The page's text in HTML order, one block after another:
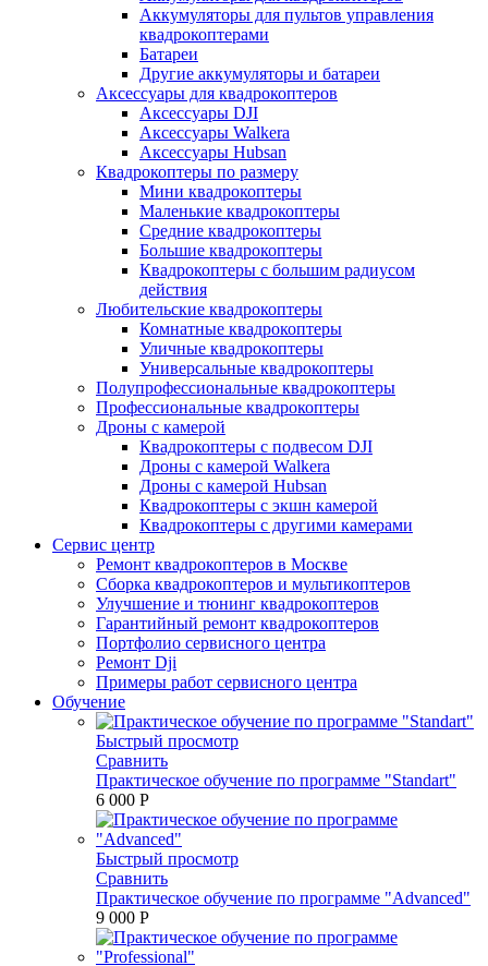
Аккумуляторы для пультов управления
квадрокоптерами
Батареи
Другие аккумуляторы и батареи
Аксессуары для квадрокоптеров
Аксессуары DJI
Аксессуары Walkera
Аксессуары Hubsan
Квадрокоптеры по размеру
Мини квадрокоптеры
Маленькие квадрокоптеры
Средние квадрокоптеры
Большие квадрокоптеры
Квадрокоптеры с большим радиусом
действия
Любительские квадрокоптеры
Комнатные квадрокоптеры
Уличные квадрокоптеры
Универсальные квадрокоптеры
Полупрофессиональные квадрокоптеры
Профессиональные квадрокоптеры
Дроны с камерой
Квадрокоптеры с подвесом DJI
Дроны с камерой Walkera
Дроны с камерой Hubsan
Квадрокоптеры с экшн камерой
Квадрокоптеры с другими камерами
Сервис центр
Ремонт квадрокоптеров в Москве
Сборка квадрокоптеров и мультикоптеров
Улучшение и тюнинг квадрокоптеров
Гарантийный ремонт квадрокоптеров
Портфолио сервисного центра
Ремонт Dji
Примеры работ сервисного центра
Обучение
Быстрый просмотр
Сравнить
Практическое обучение по программе "Standart"
6 000 P
Быстрый просмотр
Сравнить
Практическое обучение по программе "Advanced"
9 000 P